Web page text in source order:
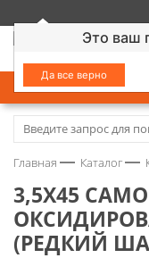
Это ваш
Да все верно
КАТАЛОГ
Замочно-скобяные
Колеса
Главная Каталог
3,5Х45
(РЕДКИЙ